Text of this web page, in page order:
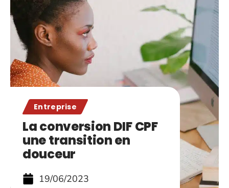
Entreprise
La conversion DIF CPF
une transition en
douceur
19/06/2023